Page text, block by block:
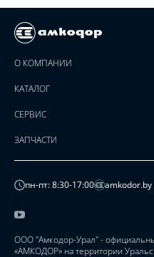
О КОМПАНИИ
КАТАЛОГ
СЕРВИС
ЗАПЧАСТИ
пн-пт: 8:30-17:00 amkodor.by
ООО "Амкодор-Урал" -
«АМКОДОР» на территории